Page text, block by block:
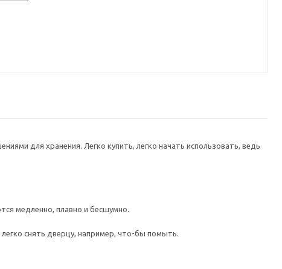
для хранения. Легко купить, легко начать использовать, ведь
медленно, плавно и бесшумно.
снять дверцу, например, что-бы помыть.